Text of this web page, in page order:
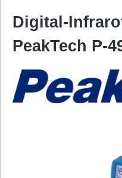
Digital-
PeakTech P-